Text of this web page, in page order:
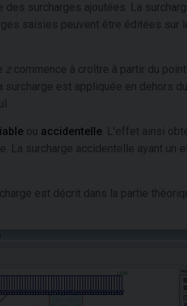
des surcharges ajoutées. La
saisies peuvent être éditées sur
zcommence à croître à partir du
est appliquée en dehors
ou accidentelle . L'effet ainsi
La surcharge accidentelle ayant un
est décrit dans la partie